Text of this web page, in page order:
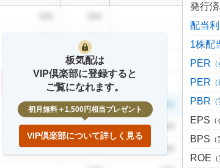
999
999 999
999
999
999
板気配は
VIP倶楽部に登録すると
ご覧になれます。
初月無料＋1,500円相当プレゼント
VIP倶楽部について詳しく見る
発行
配当利
1株配
PER
PER
PBR
EPS
BPS
ROE